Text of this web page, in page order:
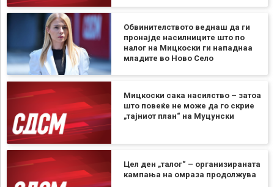
Обвинителството веднаш да ги
пронајде насилниците што по
налог на Мицкоски ги нападнаа
младите во Ново Село
Мицкоски сака насилство – затоа
што повеќе не може да го скрие
„тајниот план“ на Муцунски
Цел ден „талог“ – организираната
кампања на омраза продолжува